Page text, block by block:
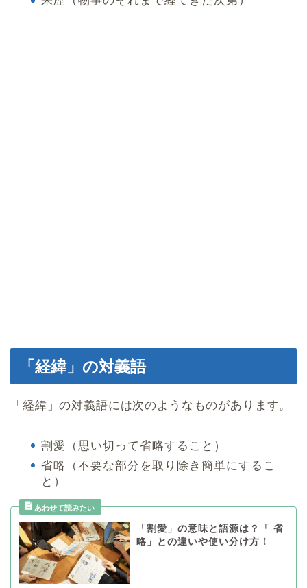
「経緯」の対義語
「経緯」の対義語には次のようなものがあります。
割愛（思い切って省略すること）
省略（不要な部分を取り除き簡単にするこ
と）
「割愛」の意味と語源は？「 省
略」との違いや使い分け方！